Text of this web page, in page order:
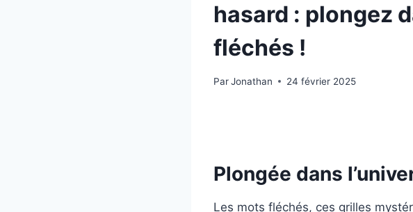
hasard : plongez
fléchés !
ParJonathan 24 février 2025
Plongée dans
Les mots fléchés, ces grilles